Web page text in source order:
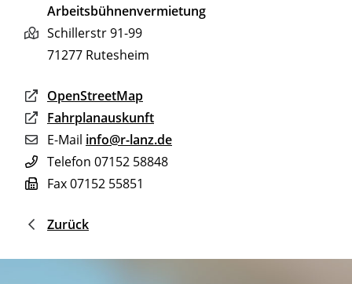
Arbeitsbühnenvermietung
Schillerstr 91-99
71277 Rutesheim
OpenStreetMap
Fahrplanauskunft
E-Mail info@r-lanz.de
Telefon 07152 58848
Fax07152 55851
Zurück